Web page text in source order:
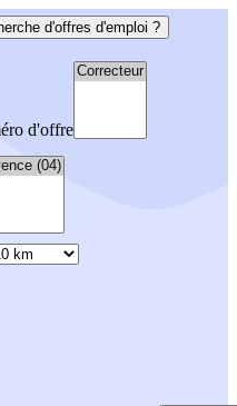
d'offres d'emploi ?
d'offre